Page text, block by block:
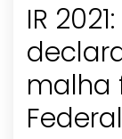
IR
malha
Federal